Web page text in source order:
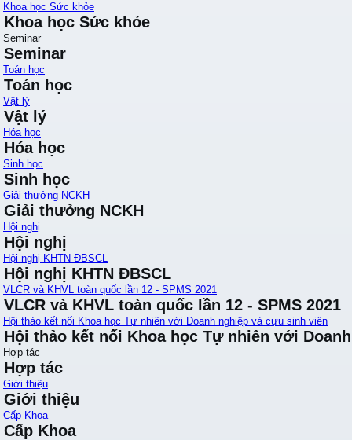
Khoa học Sức khỏe
Khoa học Sức khỏe
Seminar
Seminar
Toán học
Toán học
Vật lý
Vật lý
Hóa học
Hóa học
Sinh học
Sinh học
Giải thưởng NCKH
Giải thưởng NCKH
Hội nghị
Hội nghị
Hội nghị KHTN ĐBSCL
Hội nghị KHTN ĐBSCL
VLCR và KHVL toàn quốc lần 12 - SPMS 2021
VLCR và KHVL toàn quốc lần 12 - SPMS 2021
Hội thảo kết nối Khoa học Tự nhiên với Doanh nghiệp và cựu sinh viên
Hội thảo kết nối Khoa học Tự nhiên với
Hợp tác
Hợp tác
Giới thiệu
Giới thiệu
Cấp Khoa
Cấp Khoa